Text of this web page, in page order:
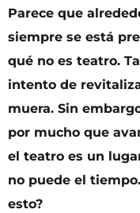
Parece que
siempre se está
qué no es teatro.
intento de
muera. Sin
por mucho que
el teatro es un
no puede el
esto?